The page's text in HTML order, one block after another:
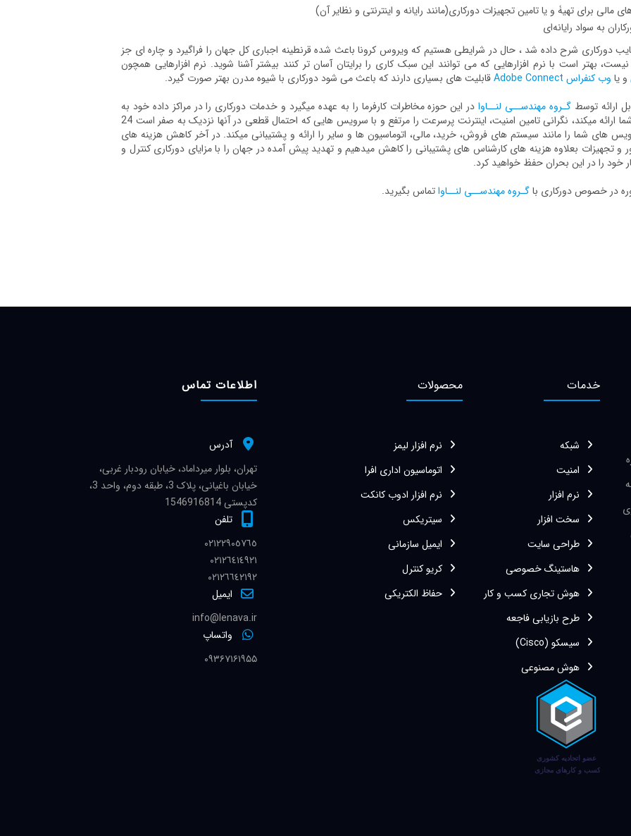
مالی برای تهیۀ و یا تامین تجهیزات دورکاری(مانند رایانه و اینترنتی و نظایر آن)
به سواد رایانه‌ای
دورکاری شرح داده شد ، حال در شرایطی هستیم که ویروس کرونا باعث شده قرنطینه اجباری کل جهان را فراگیرد و چاره ای جز
بهتر است با نرم افزارهایی که می توانند این سبک کاری را برایتان آسان تر کنند بیشتر آشنا شوید. نرم افزارهایی همچون
و یا وب کنفراس Adobe Connect
قابلیت های بسیاری دارند که باعث می شود دورکاری با شیوه مدرن بهتر صورت گیرد.
ارائه توسطگـروه مهندســی لنــاوادر این حوزه مخاطرات کارفرما را به عهده میگیرد و خدمات دورکاری را در مراکز داده خود به
کارمندان شما ارائه میکند، نگرانی تامین امنیت، اینترنت پرسرعت را مرتفع و با سرویس هایی که احتمال قطعی در آنها نزدیک به صفر است 24
های شما را مانند سیستم های فروش، خرید، مالی، اتوماسیون ها و سایر را ارائه و پشتیبانی میکند. در آخر کاهش هزینه های
و تجهیزات بعلاوه هزینه های کارشناس های پشتیبانی را کاهش میدهیم و تهدید پیش آمده در جهان را با مزایای دورکاری کنترل و
خود را در این بحران حفظ خواهید کرد.
در خصوص دورکاری باگـروه مهندســی لنــاواتماس بگیرید.
اطلاعات تماس
آدرس
تهران، بلوار میرداماد، خیابان رودبار غربی،
خیابان باغیانی، پلاک 3، طبقه دوم، واحد 3،
کدپستی 1546916814
تلفن
٠٢١٢٢٩٠٥٧٦٥
٠٢١٢٦٤١٤٩٢١
٠٢١٢٦٦٤٢١٩٢
ایمیل
info@lenava.ir
واتساپ
۰۹۳۶۷۱۶۱۹۵۵
محصولات
نرم افزار لیمز
اتوماسیون اداری افرا
نرم افزار ادوب کانکت
سیتریکس
ایمیل سازمانی
کریو کنترل
حفاظ الکتریکی
خدمات
شبکه
امنیت
نرم افزار
سخت افزار
طراحی سایت
هاستینگ خصوصی
هوش تجاری کسب و کار
طرح بازیابی فاجعه
سیسکو (Cisco)
هوش مصنوعی